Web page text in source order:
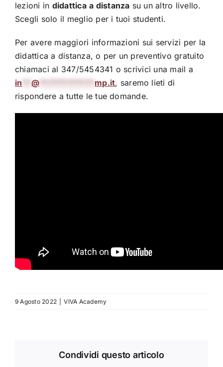
lezioni in didattica a distanza su un altro livello.
Scegli solo il meglio per i tuoi studenti.
Per avere maggiori informazioni sui servizi per la
didattica a distanza, o per un preventivo gratuito
chiamaci al 347/5454341 o scrivici una mail a
in
@ mp.it, saremo lieti di
rispondere a tutte le tue domande.
9 Agosto 2022 VIVA Academy
Condividi questo articolo